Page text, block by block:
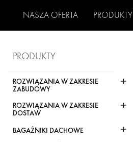
NASZA OFERTA PRODUKTY
PRODUKTY
ROZWIĄZANIA W ZAKRESIE
ZABUDOWY
+
ROZWIĄZANIA W ZAKRESIE
DOSTAW
+
BAGAŻNIKI DACHOWE +